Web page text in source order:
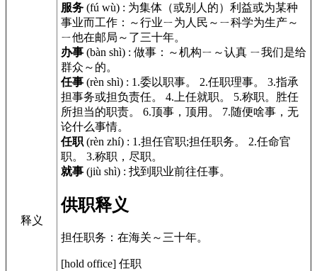
释义
服务 (fú wù) : 为集体（或别人的）利益或为某种
事业而工作：～行业ㄧ为人民～ㄧ科学为生产～
ㄧ他在邮局～了三十年。
办事 (bàn shì) : 做事：～机构ㄧ～认真 ㄧ我们是给
群众～的。
任事 (rèn shì) : 1.委以职事。 2.任职理事。 3.指承
担事务或担负责任。 4.上任就职。 5.称职。胜任
所担当的职责。 6.顶事，顶用。 7.随便啥事，无
论什么事情。
任职 (rèn zhí) : 1.担任官职;担任职务。 2.任命官
职。 3.称职，尽职。
就事 (jiù shì) : 找到职业前往任事。
供职释义
担任职务：在海关～三十年。
[hold office] 任职